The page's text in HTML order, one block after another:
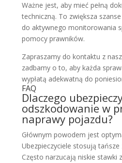
Ważne jest, aby mieć pełną
techniczną. To zwiększa
do aktywnego monitorowania
pomocy prawników.
Zapraszamy do kontaktu z
zadbamy o to, aby każda
wypłatą adekwatną do
FAQ
Dlaczego
odszkodowanie w
naprawy pojazdu?
Głównym powodem jest
Ubezpieczyciele stosują tańsze
Często narzucają niskie stawki